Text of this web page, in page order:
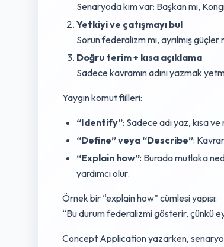
Senaryoda kim var: Başkan mı,
Yetkiyi ve çatışmayı bul
Sorun federalizm mi, ayrılmış
Doğru terim + kısa açıklama
Sadece kavramın adını yazmak
Yaygın komut fiilleri:
“Identify”: Sadece adı yaz, kısa
“Define” veya “Describe”:
“Explain how”: Burada mutlaka
yardımcı olur.
Örnek bir “explain how” cümlesi yapısı:
“Bu durum federalizmi gösterir, çünkü
Concept Application yazarken,